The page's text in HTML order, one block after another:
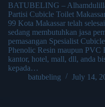
BATUBELING –
Partisi Cubicle Toilet
99 Kota Makassar telah
sedang membutuhkan jasa
pemasangan Spesialist
Phenolic Resin maupun PVC
kantor, hotel, mall, dll, anda
kepada…
batubeling
July 14,